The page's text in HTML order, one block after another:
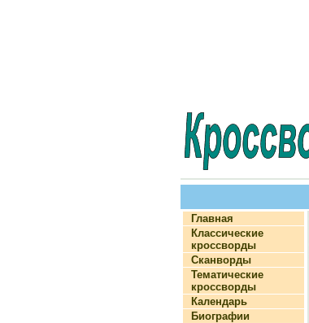
Главная
Классические
кроссворды
Сканворды
Тематические
кроссворды
Календарь
Биографии